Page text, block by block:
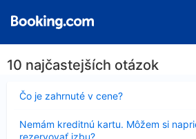
10 najčastejších otázok
Čo je zahrnuté v cene?
Nezobrazuje
sa
Nemám kreditnú kartu. Môžem si
rezervovať izbu?
sa